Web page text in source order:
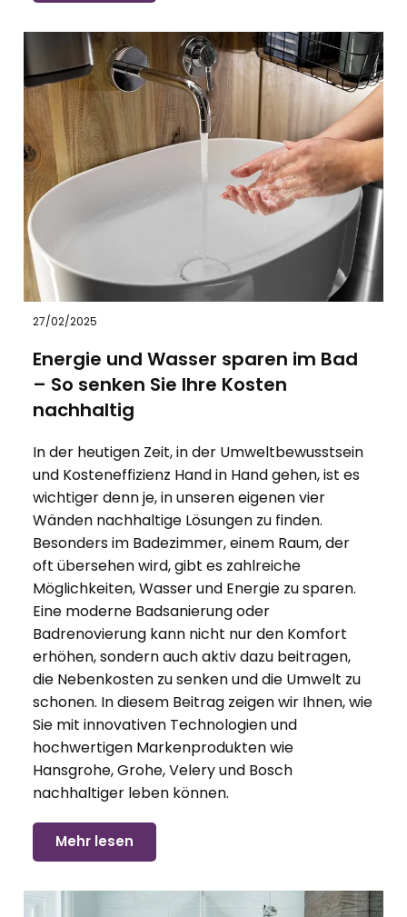
27/02/2025
Energie und Wasser sparen im Bad
– So senken Sie Ihre Kosten
nachhaltig
In der heutigen Zeit, in der Umweltbewusstsein
und Kosteneffizienz Hand in Hand gehen, ist es
wichtiger denn je, in unseren eigenen vier
Wänden nachhaltige Lösungen zu finden.
Besonders im Badezimmer, einem Raum, der
oft übersehen wird, gibt es zahlreiche
Möglichkeiten, Wasser und Energie zu sparen.
Eine moderne Badsanierung oder
Badrenovierung kann nicht nur den Komfort
erhöhen, sondern auch aktiv dazu beitragen,
die Nebenkosten zu senken und die Umwelt zu
schonen. In diesem Beitrag zeigen wir Ihnen, wie
Sie mit innovativen Technologien und
hochwertigen Markenprodukten wie
Hansgrohe, Grohe, Velery und Bosch
nachhaltiger leben können.
Mehr lesen